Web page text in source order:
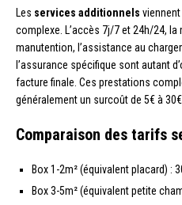
Les services additionnels
complexe. L’accès 7j/7 et 24h/24,
manutention, l’assistance au
l’assurance spécifique sont autant
facture finale. Ces prestations
généralement un surcoût de 5€ à
Comparaison des tarifs
Box 1-2m² (équivalent placard) :
Box 3-5m² (équivalent petite